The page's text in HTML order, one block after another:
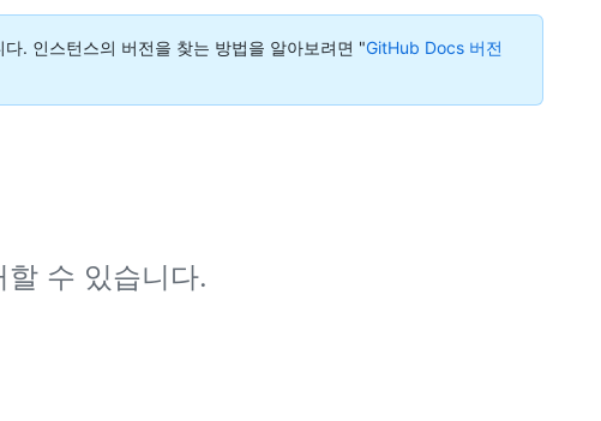
. 인스턴스의 버전을 찾는 방법을 알아보려면 "GitHub Docs 버전
수 있습니다.